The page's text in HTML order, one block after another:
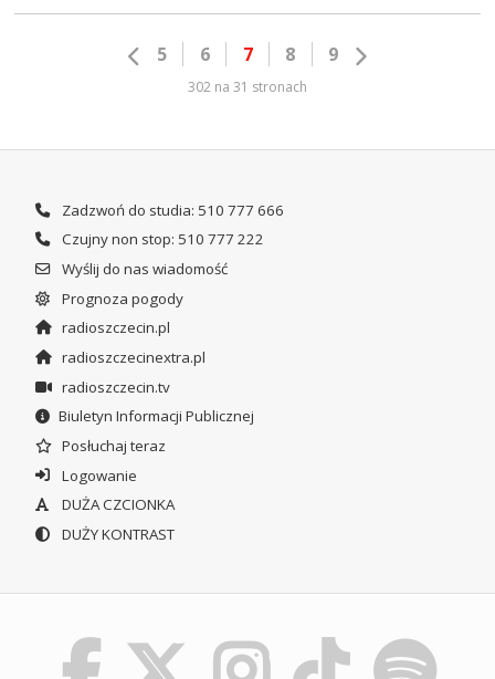
5 6 7 8 9
302 na 31 stronach
Zadzwoń do studia: 510 777 666
Czujny non stop: 510 777 222
Wyślij do nas wiadomość
Prognoza pogody
radioszczecin.pl
radioszczecinextra.pl
radioszczecin.tv
Biuletyn Informacji Publicznej
Posłuchaj teraz
Logowanie
DUŻA CZCIONKA
DUŻY KONTRAST